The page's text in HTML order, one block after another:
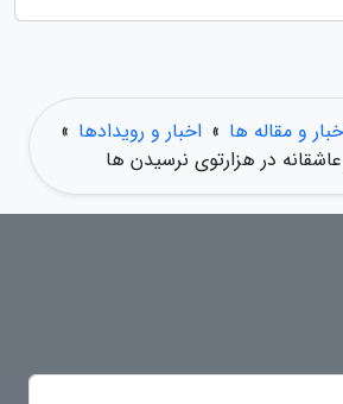
و مقاله ها » اخبار و رویدادها »
در هزارتوی نرسیدن ها